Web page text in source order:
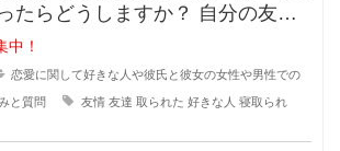
どうしますか？ 自分の友達
をするのは女
中！
恋愛に関して好きな人や彼氏と彼女の女性や男性での
と質問 友情 友達 取られた 好きな人 寝取られ